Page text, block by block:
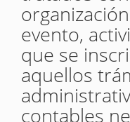
evento,
que se
aquellos
contables